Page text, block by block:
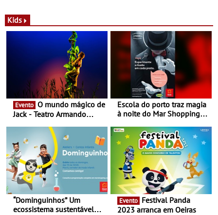
Novas - Edição limitada
Nespresso x Torres Novas
Shopping
Kids
Evento
Jack - Teatro Armando
Escola do porto traz magia
à noite do Mar Shopping
29 de abril, às 21h00
“Dominguinhos” Um
ecossistema sustentável
Evento
2023 arranca em Oeiras